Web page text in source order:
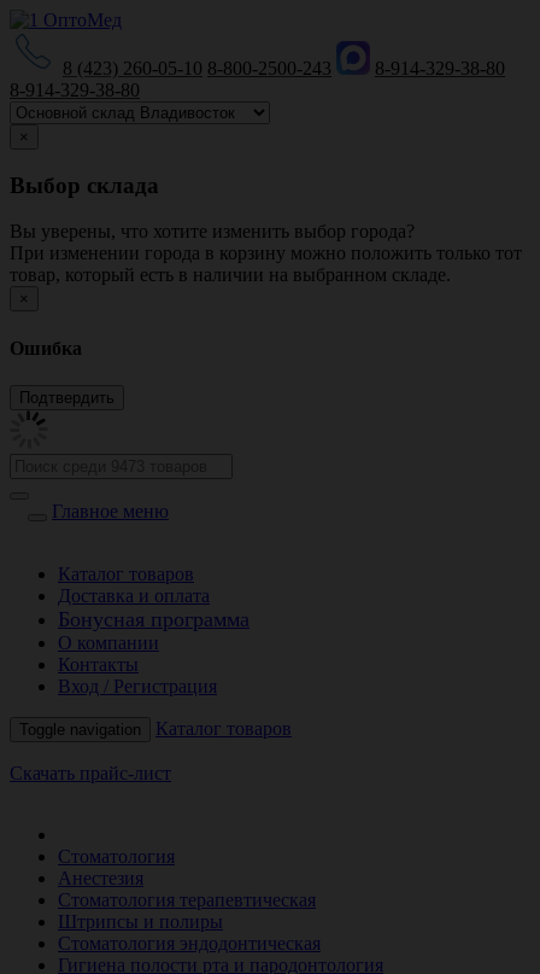
8 (423) 260-05-10 8-800-2500-243
8-914-329-38-80
8-914-329-38-80
×
Выбор склада
Вы уверены, что хотите изменить выбор города?
При изменении города в корзину можно положить только тот
товар, который есть в наличии на выбранном складе.
×
Ошибка
Главное меню
Каталог товаров
Доставка и оплата
Бонусная программа
О компании
Контакты
Вход / Регистрация
Toggle navigation Каталог товаров
Скачать прайс-лист
Стоматология
Анестезия
Стоматология терапевтическая
Штрипсы и полиры
Стоматология эндодонтическая
Гигиена полости рта и пародонтология